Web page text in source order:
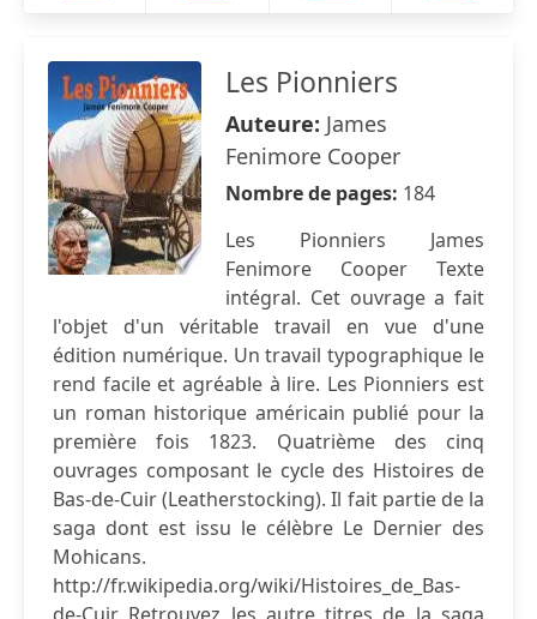
Les Pionniers
Auteure: James
Fenimore Cooper
Nombre de pages: 184
Les Pionniers James
Fenimore Cooper Texte
intégral. Cet ouvrage a fait
l'objet d'un véritable travail en vue d'une
édition numérique. Un travail typographique le
rend facile et agréable à lire. Les Pionniers est
un roman historique américain publié pour la
première fois 1823. Quatrième des cinq
ouvrages composant le cycle des Histoires de
Bas-de-Cuir (Leatherstocking). Il fait partie de la
saga dont est issu le célèbre Le Dernier des
Mohicans.
http://fr.wikipedia.org/wiki/Histoires_de_Bas-